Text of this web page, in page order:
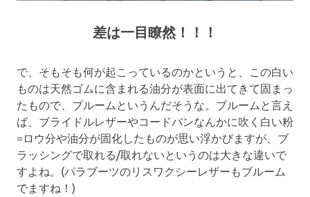
差は一目瞭然！！！
で、そもそも何が起こっているのかというと、この白い
ものは天然ゴムに含まれる油分が表面に出てきて固まっ
たもので、ブルームというんだそうな。ブルームと言え
ば、ブライドルレザーやコードバンなんかに吹く白い粉
=ロウ分や油分が固化したものが思い浮かびますが、ブ
ラッシングで取れる/取れないというのは大きな違いで
すよね。(パラブーツのリスワクシーレザーもブルーム
でますね！)